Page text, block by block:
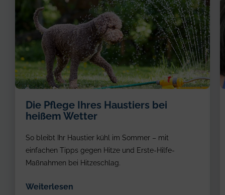
Hund
spielt
Garten
Sprinkler
Spray
Die Pflege Ihres Haustiers bei
heißem Wetter
So bleibt Ihr Haustier kühl im Sommer – mit
einfachen Tipps gegen Hitze und Erste-Hilfe-
Maßnahmen bei Hitzeschlag.
Weiterlesen